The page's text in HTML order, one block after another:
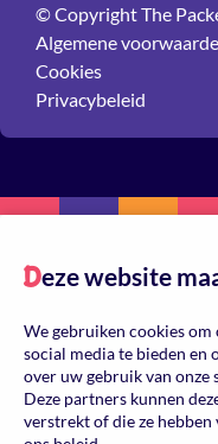
© Copyright The
Algemene
Cookies
Privacybeleid
Deze website
We gebruiken cookies
social media te bieden en
over uw gebruik van onze
Deze partners kunnen
verstrekt of die ze